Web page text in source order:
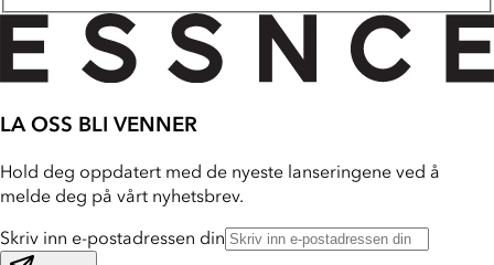
LA OSS BLI VENNER
Hold deg oppdatert med de nyeste lanseringene ved å
melde deg på vårt nyhetsbrev.
Skriv inn e-postadressen din